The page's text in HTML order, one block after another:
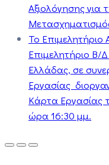
Αξιολόγησης
Το Επιμελητήριο
Επιμελητήριο Β/
Ελλάδας, σε
Εργασίας
Κάρτα Εργασίας
ώρα 16:30 μμ.